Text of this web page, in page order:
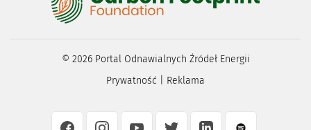
© 2026Portal Odnawialnych Źródeł Energii
Prywatność
Reklama